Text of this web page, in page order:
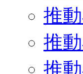
推
推
推